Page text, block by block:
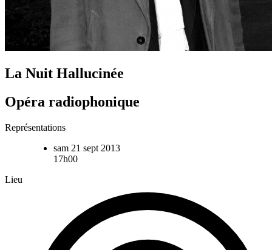
La Nuit Hallucinée
Opéra radiophonique
Représentations
sam 21 sept 2013
17h00
Lieu